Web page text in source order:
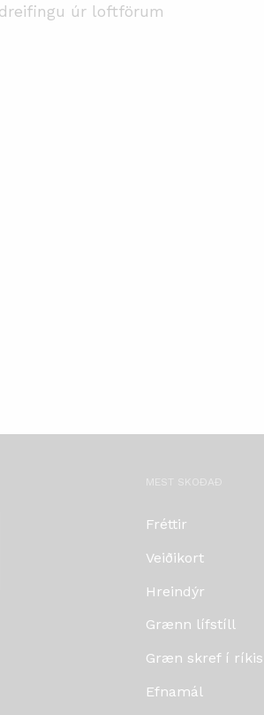
úr loftförum
MEST SKOÐAÐ
Fréttir
Veiðikort
Hreindýr
Grænn lífstíll
Græn skref í
Efnamál